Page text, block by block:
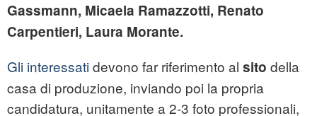
Gassmann, Micaela Ramazzotti, Renato
Carpentieri, Laura Morante.
Gli interessatidevono far riferimento al sito della
casa di produzione, inviando poi la propria
candidatura, unitamente a 2-3 foto professionali,